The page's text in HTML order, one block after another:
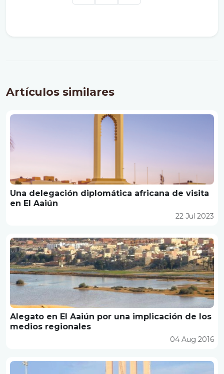
Artículos similares
Una delegación diplomática africana de visita
en El Aaiún
22 Jul 2023
Alegato en El Aaiún por una implicación de los
medios regionales
04 Aug 2016